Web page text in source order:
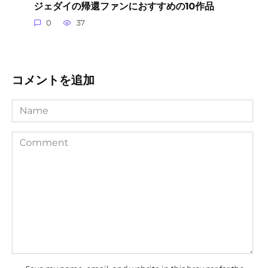
ジェダイの帰還ファンにおすすめの10作品
0 37
コメントを追加
Name
Comment